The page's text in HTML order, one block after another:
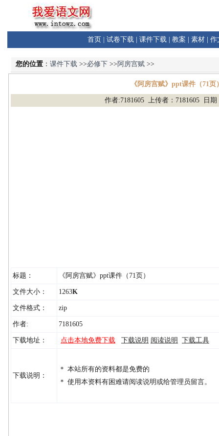
首页 试卷下载 课件下载 教案 素材 作
您的位置 ： 课件下载 >>必修下 >> 阿房宫赋 >>
《阿房宫赋》ppt课件（71页
作者:7181605 上传者：7181605 日期
标题： 《阿房宫赋》ppt课件（71页）
文件大小： 1263K
文件格式： zip
作者: 7181605
下载地址： 点击本地免费下载 下载说明 阅读说明 下载工具
下载说明：
＊ 本站所有的资料都是免费的
＊ 使用本资料有困难请阅读说明或给管理员留言。